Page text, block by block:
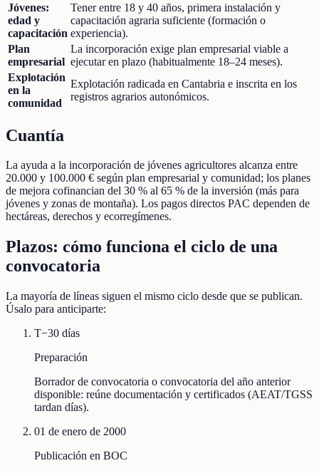
Jóvenes:
edad y
capacitación
Tener entre 18 y 40 años, primera instalación y
capacitación agraria suficiente (formación o
experiencia).
Plan
empresarial
La incorporación exige plan empresarial viable a
ejecutar en plazo (habitualmente 18–24 meses).
Explotación
en la
comunidad
Explotación radicada en Cantabria e inscrita en los
registros agrarios autonómicos.
Cuantía
La ayuda a la incorporación de jóvenes agricultores alcanza entre
20.000 y 100.000 € según plan empresarial y comunidad; los planes
de mejora cofinancian del 30 % al 65 % de la inversión (más para
jóvenes y zonas de montaña). Los pagos directos PAC dependen de
hectáreas, derechos y ecorregímenes.
Plazos: cómo funciona el ciclo de una
convocatoria
La mayoría de líneas siguen el mismo ciclo desde que se publican.
Úsalo para anticiparte:
T−30 días
Preparación
Borrador de convocatoria o convocatoria del año anterior
disponible: reúne documentación y certificados (AEAT/TGSS
tardan días).
01 de enero de 2000
Publicación en BOC